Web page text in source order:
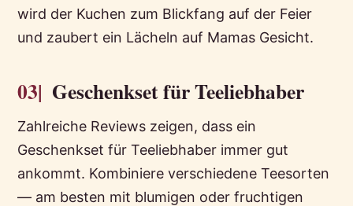
wird der Kuchen zum Blickfang auf der Feier
und zaubert ein Lächeln auf Mamas Gesicht.
03| Geschenkset für Teeliebhaber
Zahlreiche Reviews zeigen, dass ein
Geschenkset für Teeliebhaber immer gut
ankommt. Kombiniere verschiedene Teesorten
— am besten mit blumigen oder fruchtigen